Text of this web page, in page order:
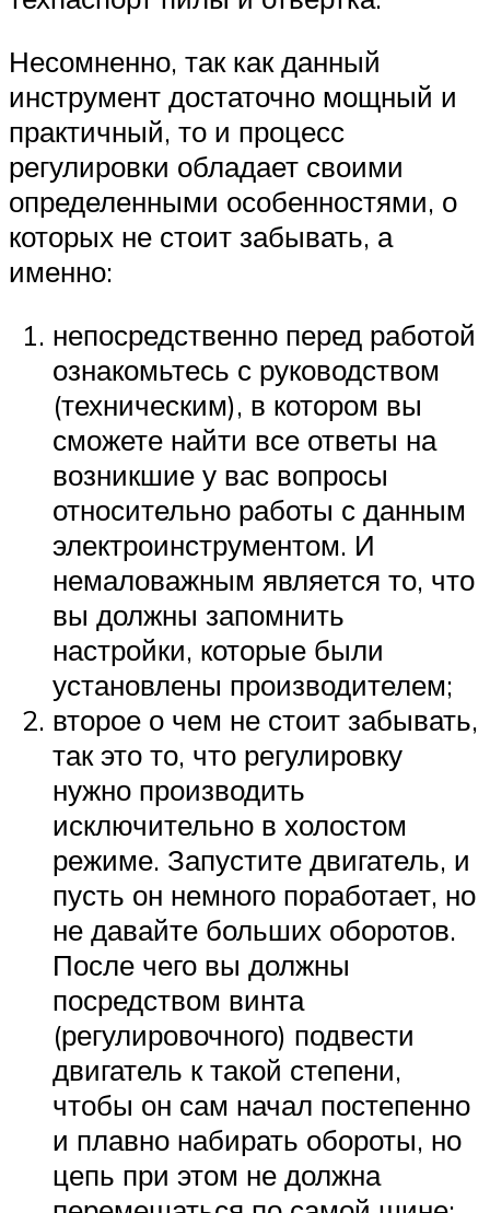
Несомненно, так как данный
инструмент достаточно мощный и
практичный, то и процесс
регулировки обладает своими
определенными особенностями, о
которых не стоит забывать, а
именно:
непосредственно перед работой
ознакомьтесь с руководством
(техническим), в котором вы
сможете найти все ответы на
возникшие у вас вопросы
относительно работы с данным
электроинструментом. И
немаловажным является то, что
вы должны запомнить
настройки, которые были
установлены производителем;
второе о чем не стоит забывать,
так это то, что регулировку
нужно производить
исключительно в холостом
режиме. Запустите двигатель, и
пусть он немного поработает, но
не давайте больших оборотов.
После чего вы должны
посредством винта
(регулировочного) подвести
двигатель к такой степени,
чтобы он сам начал постепенно
и плавно набирать обороты, но
цепь при этом не должна